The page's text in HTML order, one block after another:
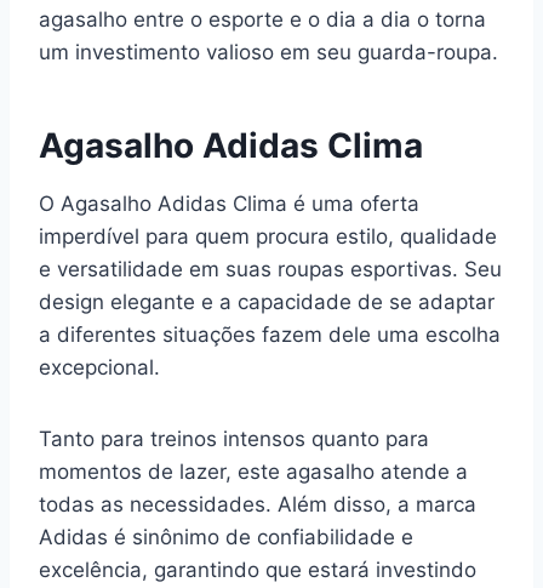
agasalho entre o esporte e o dia a dia o torna
um investimento valioso em seu guarda-roupa.
Agasalho Adidas Clima
O Agasalho Adidas Clima é uma oferta
imperdível para quem procura estilo, qualidade
e versatilidade em suas roupas esportivas. Seu
design elegante e a capacidade de se adaptar
a diferentes situações fazem dele uma escolha
excepcional.
Tanto para treinos intensos quanto para
momentos de lazer, este agasalho atende a
todas as necessidades. Além disso, a marca
Adidas é sinônimo de confiabilidade e
excelência, garantindo que estará investindo